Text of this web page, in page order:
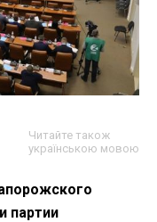
Читайте також
українською мовою
партии